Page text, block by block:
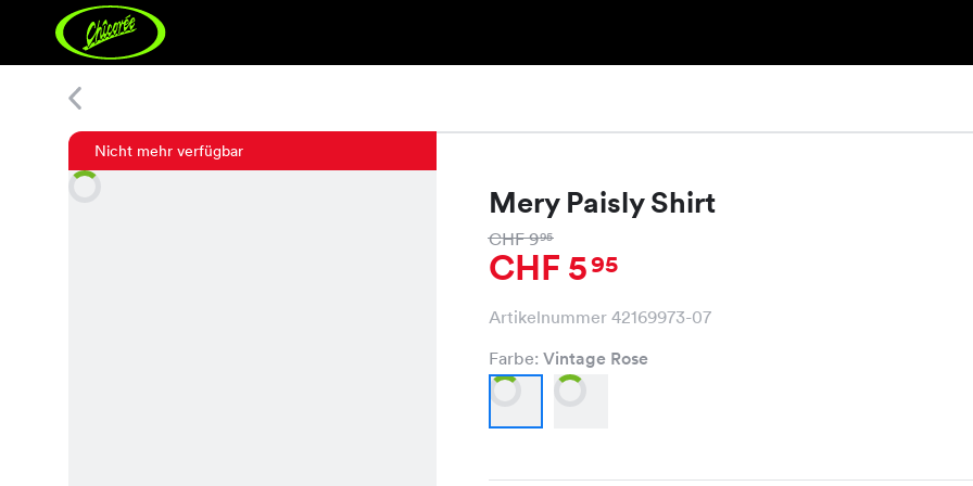
Nicht mehr verfügbar
Mery Paisly Shirt
CHF 995
CHF 595
Artikelnummer 42169973-07
Farbe: Vintage Rose